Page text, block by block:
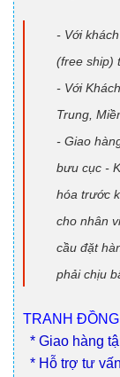
- Với
(free ship)
- Với
Trung,
- Giao
bưu cục -
hóa trước
cho nhân
cầu đặt
phải chịu
TRANH ĐỒNG
* Giao hàng
* Hỗ trợ tư